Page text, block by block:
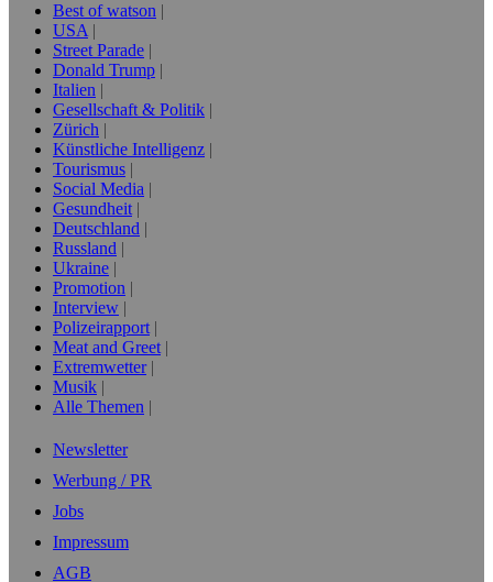
Best of watson
USA
Street Parade
Donald Trump
Italien
Gesellschaft & Politik
Zürich
Künstliche Intelligenz
Tourismus
Social Media
Gesundheit
Deutschland
Russland
Ukraine
Promotion
Interview
Polizeirapport
Meat and Greet
Extremwetter
Musik
Alle Themen
Newsletter
Werbung / PR
Jobs
Impressum
AGB